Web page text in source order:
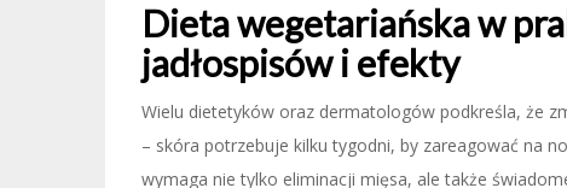
Dieta wegetariańska w
jadłospisów i efekty
Wielu dietetyków oraz dermatologów podkreśla, że
– skóra potrzebuje kilku tygodni, by zareagować na
wymaga nie tylko eliminacji mięsa, ale także